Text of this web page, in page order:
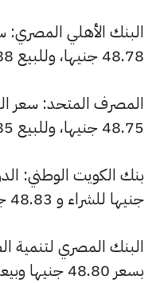
البنك الأهلي المصري:
48.78 جنيها، وللبيع 48.88 جنيها.
المصرف المتحد: سعر
48.75 جنيها، وللبيع 48.85 جنيها.
جنيها للشراء و 48.83 جنيها للبيع.
البنك المصري لتنمية
بسعر 48.80 جنيها وبيعه بسعر 48.90 جنيها.